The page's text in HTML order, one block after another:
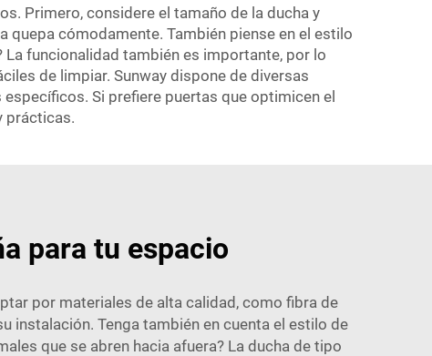
Primero, considere el tamaño de la ducha y
quepa cómodamente. También piense en el estilo
funcionalidad también es importante, por lo
de limpiar. Sunway dispone de diversas
Si prefiere puertas que optimicen el
prácticas.
para tu espacio
por materiales de alta calidad, como fibra de
instalación. Tenga también en cuenta el estilo de
que se abren hacia afuera? La ducha de tipo